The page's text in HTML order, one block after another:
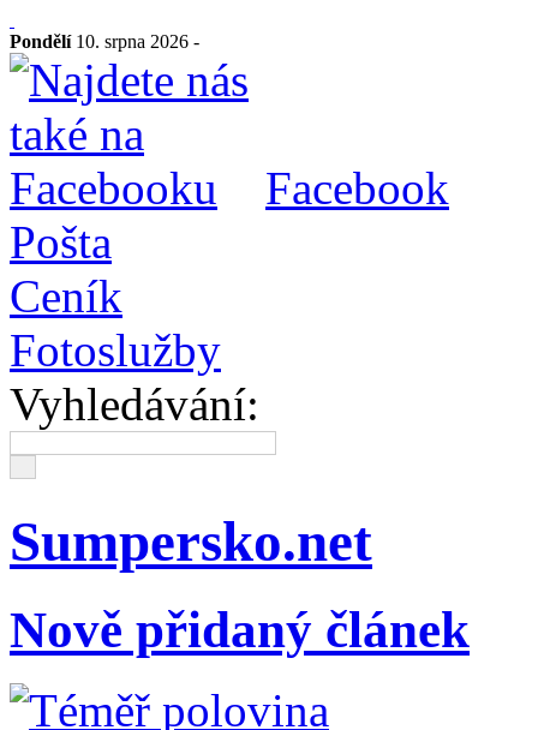
Pondělí10. srpna 2026 -
Facebook
Pošta
Ceník
Fotoslužby
Vyhledávání:
Sumpersko.net
Nově přidaný článek